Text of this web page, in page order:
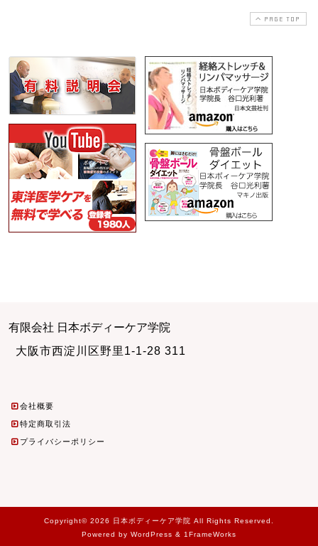
PAGE TOP
有限会社 日本ボディーケア学院
大阪市西淀川区野里1-1-28 311
会社概要
特定商取引法
プライバシーポリシー
Copyright© 2026 日本ボディーケア学院 All Rights Reserved.
Powered by WordPress & 1FrameWorks